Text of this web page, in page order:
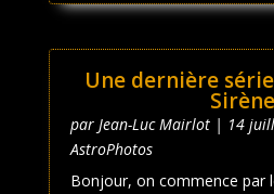
Une dernière
Sirène
par Jean-Luc Mairlot| 14
AstroPhotos
Bonjour, on commence par